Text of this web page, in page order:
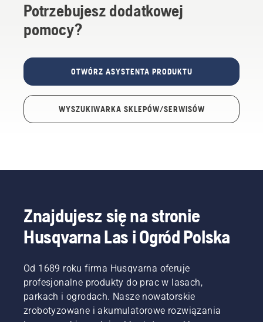
Potrzebujesz dodatkowej
pomocy?
OTWÓRZ ASYSTENTA PRODUKTU
WYSZUKIWARKA SKLEPÓW/SERWISÓW
Znajdujesz się na stronie
Husqvarna Las i Ogród Polska
Od 1689 roku firma Husqvarna oferuje
profesjonalne produkty do prac w lasach,
parkach i ogrodach. Nasze nowatorskie
zrobotyzowane i akumulatorowe rozwiązania